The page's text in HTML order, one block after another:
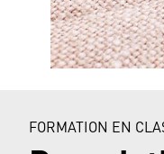
FORMATION EN